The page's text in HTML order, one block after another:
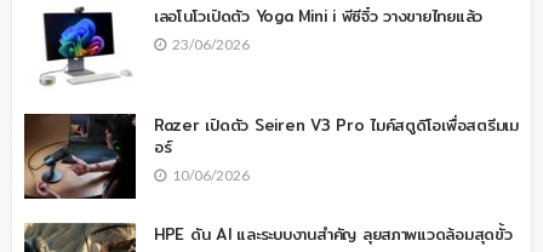
เลอโนโวเปิดตัว Yoga Mini i พีซีจิ๋ว วางขายไทยแล้ว
23/06/2026
Razer เปิดตัว Seiren V3 Pro ไมค์สตูดิโอเพื่อสตรีมเม
อร์
10/06/2026
HPE ดัน AI และระบบงานสำคัญ ลุยสภาพแวดล้อมสุดขั้ว